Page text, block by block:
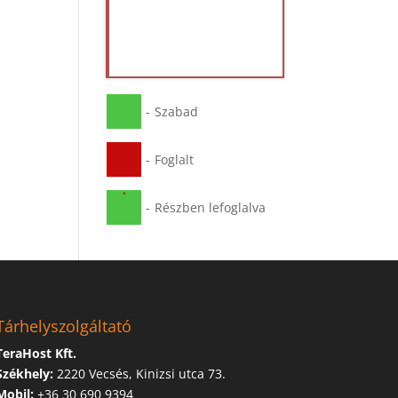
- Szabad
- Foglalt
·
- Részben lefoglalva
Kft.
2220 Vecsés, Kinizsi utca 73.
+36 30 690 9394